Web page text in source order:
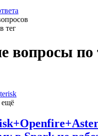
тег
вопросы по
ещё